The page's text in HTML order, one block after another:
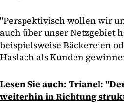
"Perspektivisch wollen wir
auch über unser Netzgebiet
beispielsweise Bäckereien
Haslach als Kunden
Lesen Sie auch: Trianel:
weiterhin in Richtung